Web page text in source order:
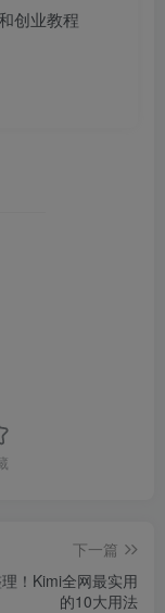
创业教程
下一篇
！Kimi全网最实用
的10大用法